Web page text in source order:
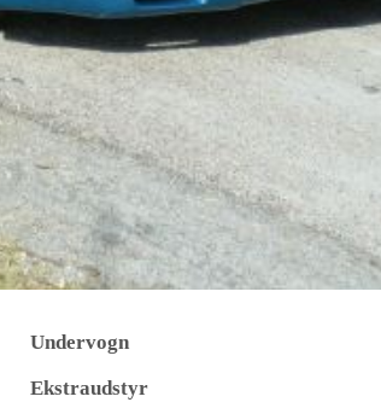
Undervogn
Ekstraudstyr